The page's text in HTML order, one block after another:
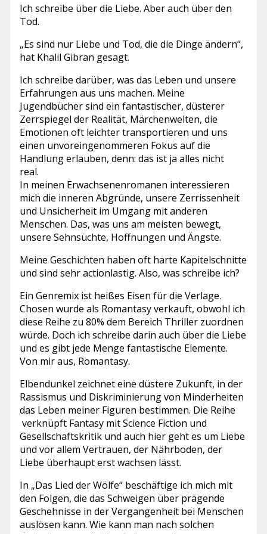
Ich schreibe über die Liebe. Aber auch über den
Tod.
„Es sind nur Liebe und Tod, die die Dinge ändern“,
hat Khalil Gibran gesagt.
Ich schreibe darüber, was das Leben und unsere
Erfahrungen aus uns machen. Meine
Jugendbücher sind ein fantastischer, düsterer
Zerrspiegel der Realität, Märchenwelten, die
Emotionen oft leichter transportieren und uns
einen unvoreingenommeren Fokus auf die
Handlung erlauben, denn: das ist ja alles nicht
real.
In meinen Erwachsenenromanen interessieren
mich die inneren Abgründe, unsere Zerrissenheit
und Unsicherheit im Umgang mit anderen
Menschen. Das, was uns am meisten bewegt,
unsere Sehnsüchte, Hoffnungen und Ängste.
Meine Geschichten haben oft harte Kapitelschnitte
und sind sehr actionlastig. Also, was schreibe ich?
Ein Genremix ist heißes Eisen für die Verlage.
Chosen wurde als Romantasy verkauft, obwohl ich
diese Reihe zu 80% dem Bereich Thriller zuordnen
würde. Doch ich schreibe darin auch über die Liebe
und es gibt jede Menge fantastische Elemente.
Von mir aus, Romantasy.
Elbendunkel zeichnet eine düstere Zukunft, in der
Rassismus und Diskriminierung von Minderheiten
das Leben meiner Figuren bestimmen. Die Reihe
verknüpft Fantasy mit Science Fiction und
Gesellschaftskritik und auch hier geht es um Liebe
und vor allem Vertrauen, der Nährboden, der
Liebe überhaupt erst wachsen lässt.
In „Das Lied der Wölfe“ beschäftige ich mich mit
den Folgen, die das Schweigen über prägende
Geschehnisse in der Vergangenheit bei Menschen
auslösen kann. Wie kann man nach solchen